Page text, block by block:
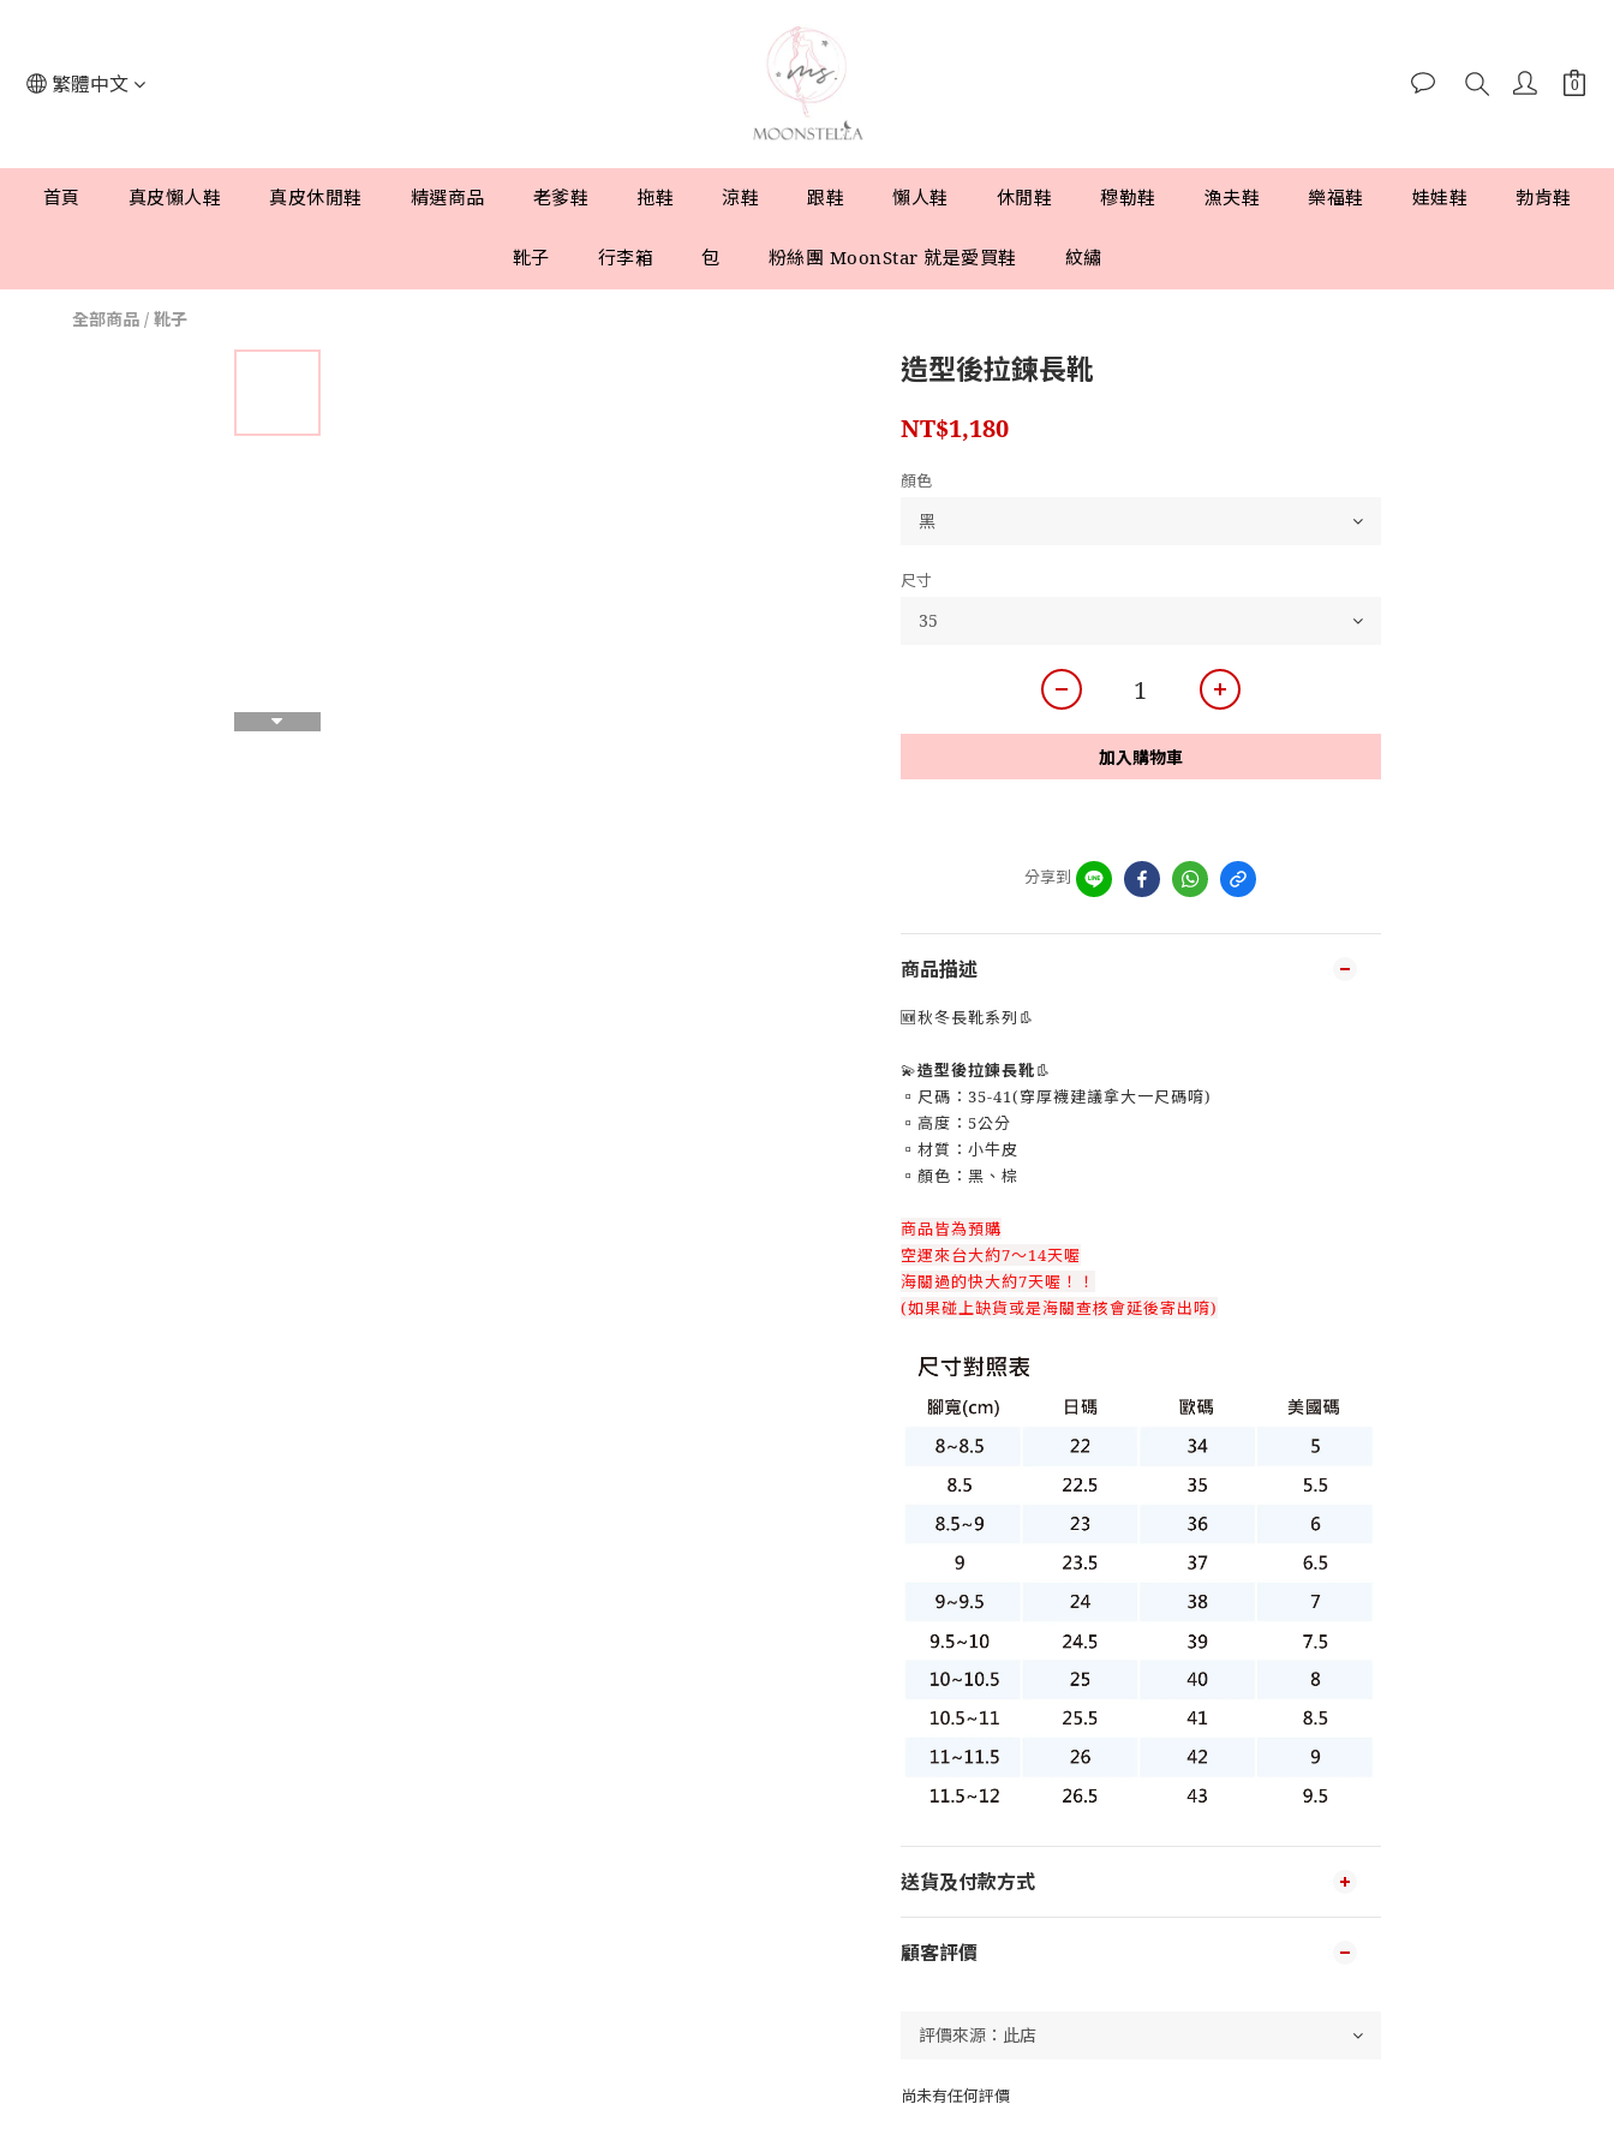
繁體中文
首頁 真皮懶人鞋 真皮休閒鞋 精選商品 老爹鞋 拖鞋 涼鞋 跟鞋 懶人鞋 休閒鞋 穆勒鞋 漁夫鞋 樂福鞋 娃娃鞋 勃肯鞋
靴子 行李箱 包 粉絲團 MoonStar 就是愛買鞋 紋繡
全部商品 / 靴子
造型後拉鍊長靴
NT$1,180
顏色
尺寸
加入購物車
分享到
商品描述
🆕秋冬長靴系列👢
💫造型後拉鍊長靴👢
▫️尺碼：35-41(穿厚襪建議拿大一尺碼唷)
▫️高度：5公分
▫️材質：小牛皮
▫️顏色：黑、棕
商品皆為預購
空運來台大約7～14天喔
海關過的快大約7天喔！！
(如果碰上缺貨或是海關查核會延後寄出唷)
送貨及付款方式
顧客評價
尚未有任何評價